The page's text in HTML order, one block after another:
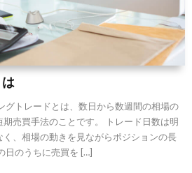
グトレードとは、数日から数週間の相場の
売買手法のことです。 トレード日数は明
、相場の動きを見ながらポジションの長
日のうちに売買を […]